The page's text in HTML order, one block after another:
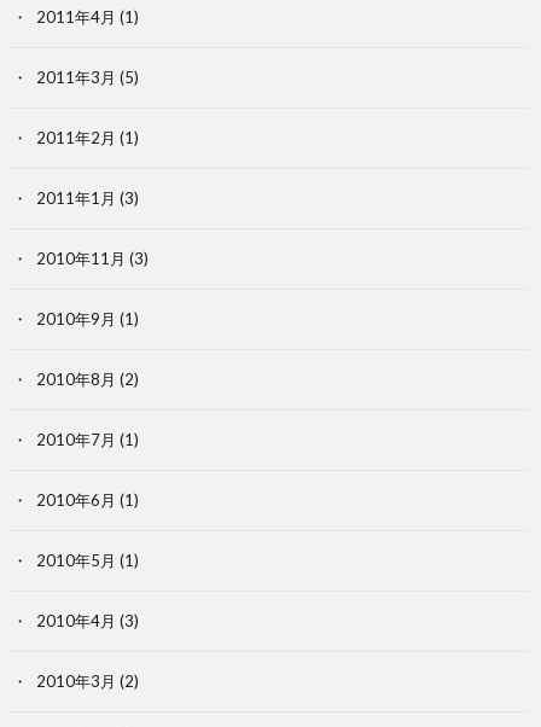
2011年4月 (1)
2011年3月 (5)
2011年2月 (1)
2011年1月 (3)
2010年11月 (3)
2010年9月 (1)
2010年8月 (2)
2010年7月 (1)
2010年6月 (1)
2010年5月 (1)
2010年4月 (3)
2010年3月 (2)